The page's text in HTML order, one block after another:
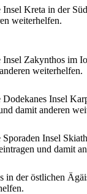
Kreta in der
weiterhelfen.
Zakynthos im
weiterhelfen.
Insel
damit anderen
Insel
und damit
in der östlichen